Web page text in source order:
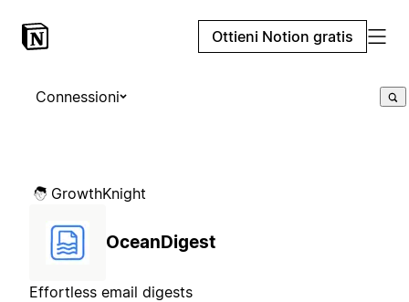
Ottieni Notion gratis
Connessioni
GrowthKnight
OceanDigest
Effortless email digests